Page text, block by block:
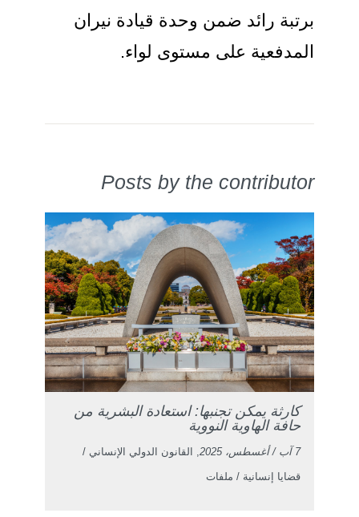
برتبة رائد ضمن وحدة قيادة نيران
المدفعية على مستوى لواء.
Posts by the contributor
كارثة يمكن تجنبها: استعادة البشرية من
حافة الهاوية النووية
7 آب / أغسطس، 2025 , القانون الدولي الإنساني /
قضايا إنسانية / ملفات